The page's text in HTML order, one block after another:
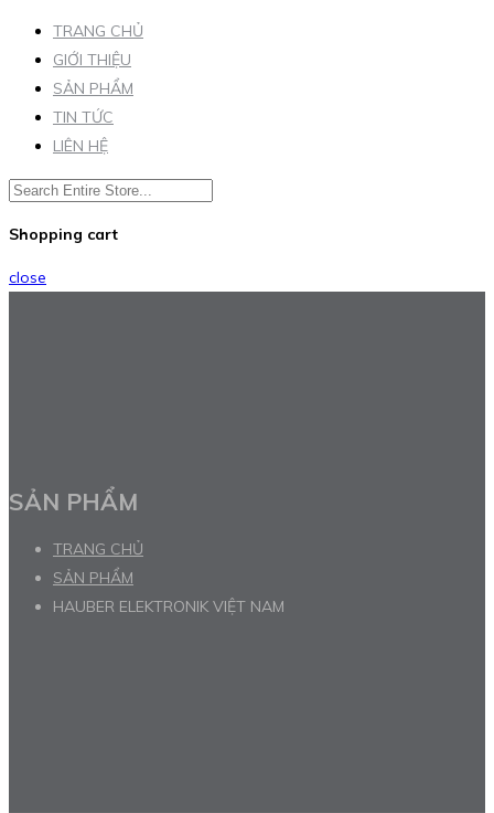
TRANG CHỦ
GIỚI THIỆU
SẢN PHẨM
TIN TỨC
LIÊN HỆ
Shopping cart
close
SẢN PHẨM
TRANG CHỦ
SẢN PHẨM
HAUBER ELEKTRONIK VIỆT NAM